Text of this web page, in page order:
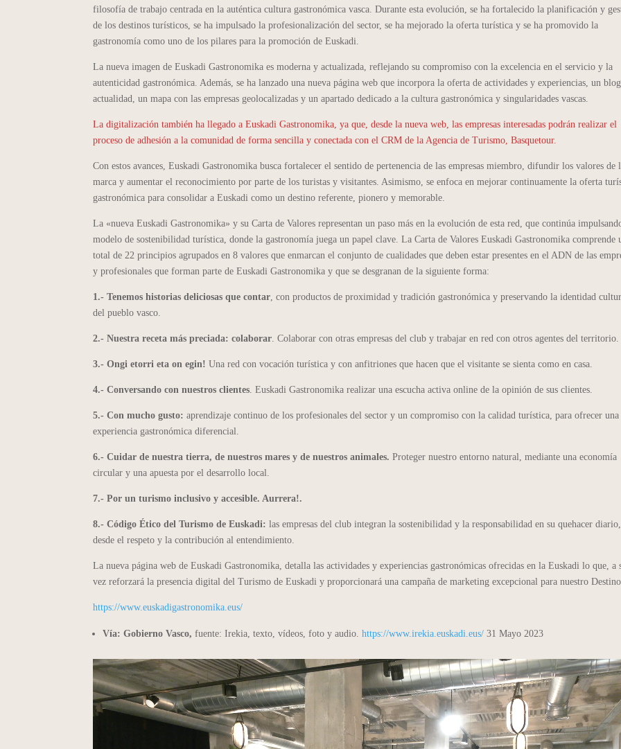
filosofía de trabajo centrada en la auténtica cultura gastronómica vasca. Durante esta evolución, se ha fortalecido la planificación y
de los destinos turísticos, se ha impulsado la profesionalización del sector, se ha mejorado la oferta turística y se ha promovido la
gastronomía como uno de los pilares para la promoción de Euskadi.
La nueva imagen de Euskadi Gastronomika es moderna y actualizada, reflejando su compromiso con la excelencia en el servicio y la
autenticidad gastronómica. Además, se ha lanzado una nueva página web que incorpora la oferta de actividades y experiencias, un
actualidad, un mapa con las empresas geolocalizadas y un apartado dedicado a la cultura gastronómica y singularidades vascas.
La digitalización también ha llegado a Euskadi Gastronomika, ya que, desde la nueva web, las empresas interesadas podrán realizar el
proceso de adhesión a la comunidad de forma sencilla y conectada con el CRM de la Agencia de Turismo, Basquetour.
Con estos avances, Euskadi Gastronomika busca fortalecer el sentido de pertenencia de las empresas miembro, difundir los valores de
marca y aumentar el reconocimiento por parte de los turistas y visitantes. Asimismo, se enfoca en mejorar continuamente la oferta
gastronómica para consolidar a Euskadi como un destino referente, pionero y memorable.
La «nueva Euskadi Gastronomika» y su Carta de Valores representan un paso más en la evolución de esta red, que continúa
modelo de sostenibilidad turística, donde la gastronomía juega un papel clave. La Carta de Valores Euskadi Gastronomika comprende
total de 22 principios agrupados en 8 valores que enmarcan el conjunto de cualidades que deben estar presentes en el ADN de las
y profesionales que forman parte de Euskadi Gastronomika y que se desgranan de la siguiente forma:
1.- Tenemos historias deliciosas que contar, con productos de proximidad y tradición gastronómica y preservando la identidad
del pueblo vasco.
2.- Nuestra receta más preciada: colaborar. Colaborar con otras empresas del club y trabajar en red con otros agentes del territorio.
3.- Ongi etorri eta on egin! Una red con vocación turística y con anfitriones que hacen que el visitante se sienta como en casa.
4.- Conversando con nuestros clientes. Euskadi Gastronomika realizar una escucha activa online de la opinión de sus clientes.
5.- Con mucho gusto: aprendizaje continuo de los profesionales del sector y un compromiso con la calidad turística, para ofrecer una
experiencia gastronómica diferencial.
6.- Cuidar de nuestra tierra, de nuestros mares y de nuestros animales.Proteger nuestro entorno natural, mediante una economía
circular y una apuesta por el desarrollo local.
7.- Por un turismo inclusivo y accesible. Aurrera!.
8.- Código Ético del Turismo de Euskadi: las empresas del club integran la sostenibilidad y la responsabilidad en su quehacer diario,
desde el respeto y la contribución al entendimiento.
La nueva página web de Euskadi Gastronomika, detalla las actividades y experiencias gastronómicas ofrecidas en la Euskadi lo que, a
vez reforzará la presencia digital del Turismo de Euskadi y proporcionará una campaña de marketing excepcional para nuestro
https://www.euskadigastronomika.eus/
Vía: Gobierno Vasco, fuente: Irekia, texto, vídeos, foto y audio.https://www.irekia.euskadi.eus/ 31 Mayo 2023